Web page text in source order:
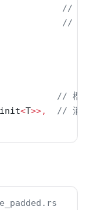
// 容
// 一圈
// 槽位
<T>>,
// 消息